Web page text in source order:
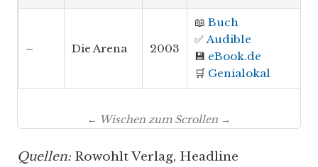
– Die Arena 2003
📖 Buch
✅Audible
💾 eBook.de
🛒 Genialokal
← Wischen zum Scrollen →
Quellen: Rowohlt Verlag, Headline